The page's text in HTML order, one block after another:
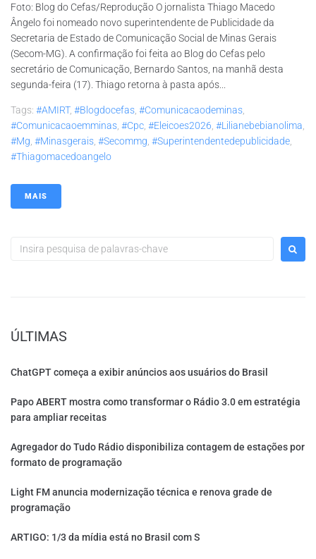
Foto: Blog do Cefas/Reprodução O jornalista Thiago Macedo
Ângelo foi nomeado novo superintendente de Publicidade da
Secretaria de Estado de Comunicação Social de Minas Gerais
(Secom-MG). A confirmação foi feita ao Blog do Cefas pelo
secretário de Comunicação, Bernardo Santos, na manhã desta
segunda-feira (17). Thiago retorna à pasta após...
Tags: #AMIRT, #blogdocefas #comunicacaodeminas
#comunicacaoemminas #cpc #eleicoes2026 #lilianebebianolima
#mg #minasgerais #secommg #superintendentedepublicidade
#thiagomacedoangelo
MAIS
ÚLTIMAS
ChatGPT começa a exibir anúncios aos usuários do Brasil
Papo ABERT mostra como transformar o Rádio 3.0 em estratégia
para ampliar receitas
Agregador do Tudo Rádio disponibiliza contagem de estações por
formato de programação
Light FM anuncia modernização técnica e renova grade de
programação
ARTIGO: 1/3 da mídia está no Brasil com S